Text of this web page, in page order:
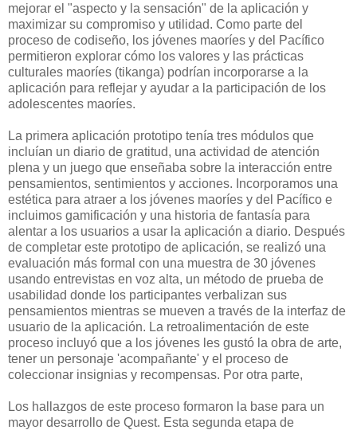
mejorar el "aspecto y la sensación" de la aplicación y
maximizar su compromiso y utilidad. Como parte del
proceso de codiseño, los jóvenes maoríes y del Pacífico
permitieron explorar cómo los valores y las prácticas
culturales maoríes (tikanga) podrían incorporarse a la
aplicación para reflejar y ayudar a la participación de los
adolescentes maoríes.
La primera aplicación prototipo tenía tres módulos que
incluían un diario de gratitud, una actividad de atención
plena y un juego que enseñaba sobre la interacción entre
pensamientos, sentimientos y acciones. Incorporamos una
estética para atraer a los jóvenes maoríes y del Pacífico e
incluimos gamificación y una historia de fantasía para
alentar a los usuarios a usar la aplicación a diario. Después
de completar este prototipo de aplicación, se realizó una
evaluación más formal con una muestra de 30 jóvenes
usando entrevistas en voz alta, un método de prueba de
usabilidad donde los participantes verbalizan sus
pensamientos mientras se mueven a través de la interfaz de
usuario de la aplicación. La retroalimentación de este
proceso incluyó que a los jóvenes les gustó la obra de arte,
tener un personaje 'acompañante' y el proceso de
coleccionar insignias y recompensas. Por otra parte,
Los hallazgos de este proceso formaron la base para un
mayor desarrollo de Quest. Esta segunda etapa de